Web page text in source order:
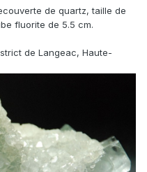
de quartz, taille de
fluorite de 5.5 cm.
de Langeac, Haute-